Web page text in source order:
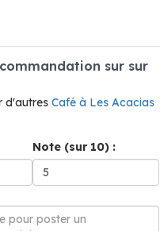
sur sur
d'autres Café à Les Acacias
Note (sur 10) :